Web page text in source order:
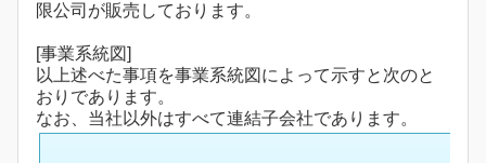
限公司が販売しております。
[事業系統図]
以上述べた事項を事業系統図によって示すと次のと
おりであります。
なお、当社以外はすべて連結子会社であります。